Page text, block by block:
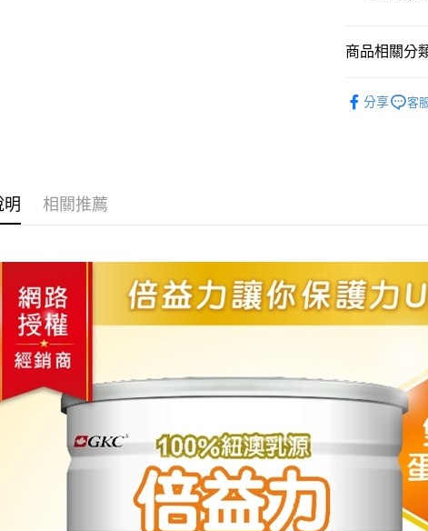
街口支付
【「AFTEE先
１．於結帳方
付」結帳頁面
２．訂單成立
／ATM／網路
※ 請注意：結
絡購買商品的
先享後付繳納相
※ 交易是否成
是否繳費成功
付客戶支援中心
１．透過由恩
交易，需依本
全家取貨付款
每筆NT$70，
7-11取貨付款
宅配
每筆NT$80
付款後門市自
商品相關分
分享 客
明 相關推薦